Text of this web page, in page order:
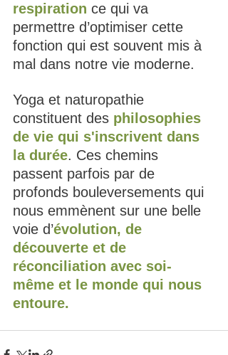
respiration ce qui va
permettre d’optimiser cette
fonction qui est souvent mis à
mal dans notre vie moderne.
Yoga et naturopathie
constituent des philosophies
de vie qui s'inscrivent dans
la durée. Ces chemins
passent parfois par de
profonds bouleversements qui
nous emmènent sur une belle
voie d’évolution, de
découverte et de
réconciliation avec soi-
même et le monde qui nous
entoure.